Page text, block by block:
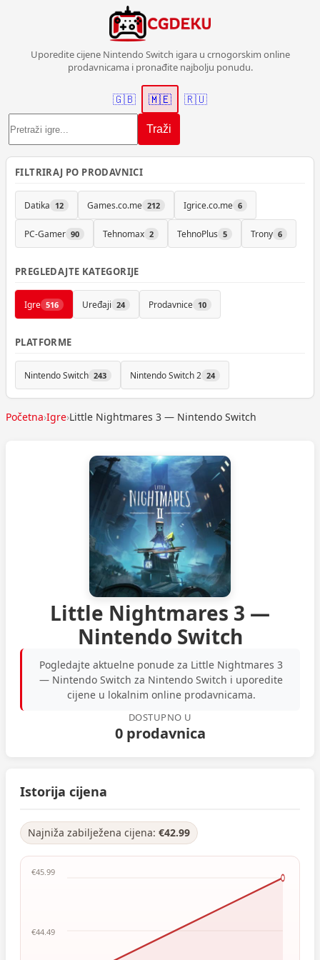
Uporedite cijene Nintendo Switch igara u crnogorskim online
prodavnicama i pronađite najbolju ponudu.
Traži
🇬🇧 🇲🇪 🇷🇺
FILTRIRAJ PO PRODAVNICI
Datika 12 Games.co.me 212 Igrice.co.me 6
PC-Gamer 90 Tehnomax 2 TehnoPlus 5 Trony 6
PREGLEDAJTE KATEGORIJE
Igre 516 Uređaji 24 Prodavnice 10
PLATFORME
Nintendo Switch 243 Nintendo Switch 2 24
Početna›Igre›Little Nightmares 3 — Nintendo Switch
Little Nightmares 3 —
Nintendo Switch
Pogledajte aktuelne ponude za Little Nightmares 3
— Nintendo Switch za Nintendo Switch i uporedite
cijene u lokalnim online prodavnicama.
DOSTUPNO U
0 prodavnica
Istorija cijena
Najniža zabilježena cijena: €42.99
€45.99
€44.49